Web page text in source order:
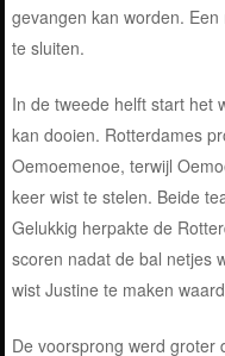
gevangen kan worden.
te sluiten.
In de tweede helft start het
kan dooien. Rotterdames
Oemoemenoe, terwijl
keer wist te stelen. Beide
Gelukkig herpakte de
scoren nadat de bal netjes
wist Justine te maken
De voorsprong werd groter